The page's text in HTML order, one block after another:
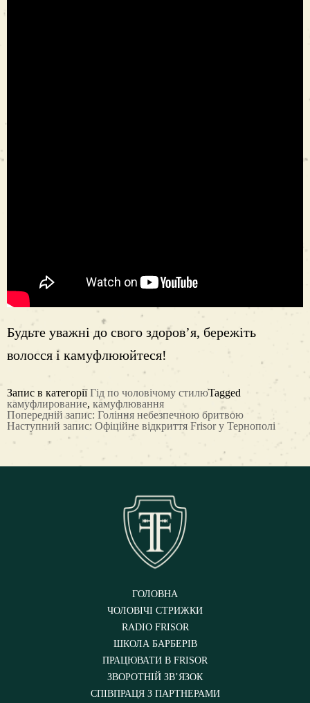
Будьте уважні до свого здоров’я, бережіть
волосся і камуфлююйтеся!
Запис в категоріїГід по чоловічому стилюTagged
камуфлирование, камуфлювання
Post
navigation
Попередній запис: Гоління небезпечною бритвою
Наступний запис: Офіційне відкриття Frisor у Тернополі
ГОЛОВНА
ЧОЛОВІЧІ СТРИЖКИ
RADIO FRISOR
ШКОЛА БАРБЕРІВ
ПРАЦЮВАТИ В FRISOR
ЗВОРОТНІЙ ЗВ’ЯЗОК
СПІВПРАЦЯ З ПАРТНЕРАМИ